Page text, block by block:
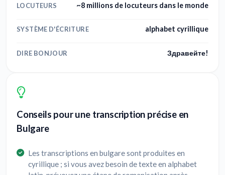
LOCUTEURS ~8 millions de locuteurs dans le monde
SYSTÈME D'ÉCRITURE alphabet cyrillique
DIRE BONJOUR Здравейте!
Conseils pour une transcription précise en
Bulgare
Les transcriptions en bulgare sont produites en
cyrillique ; si vous avez besoin de texte en alphabet